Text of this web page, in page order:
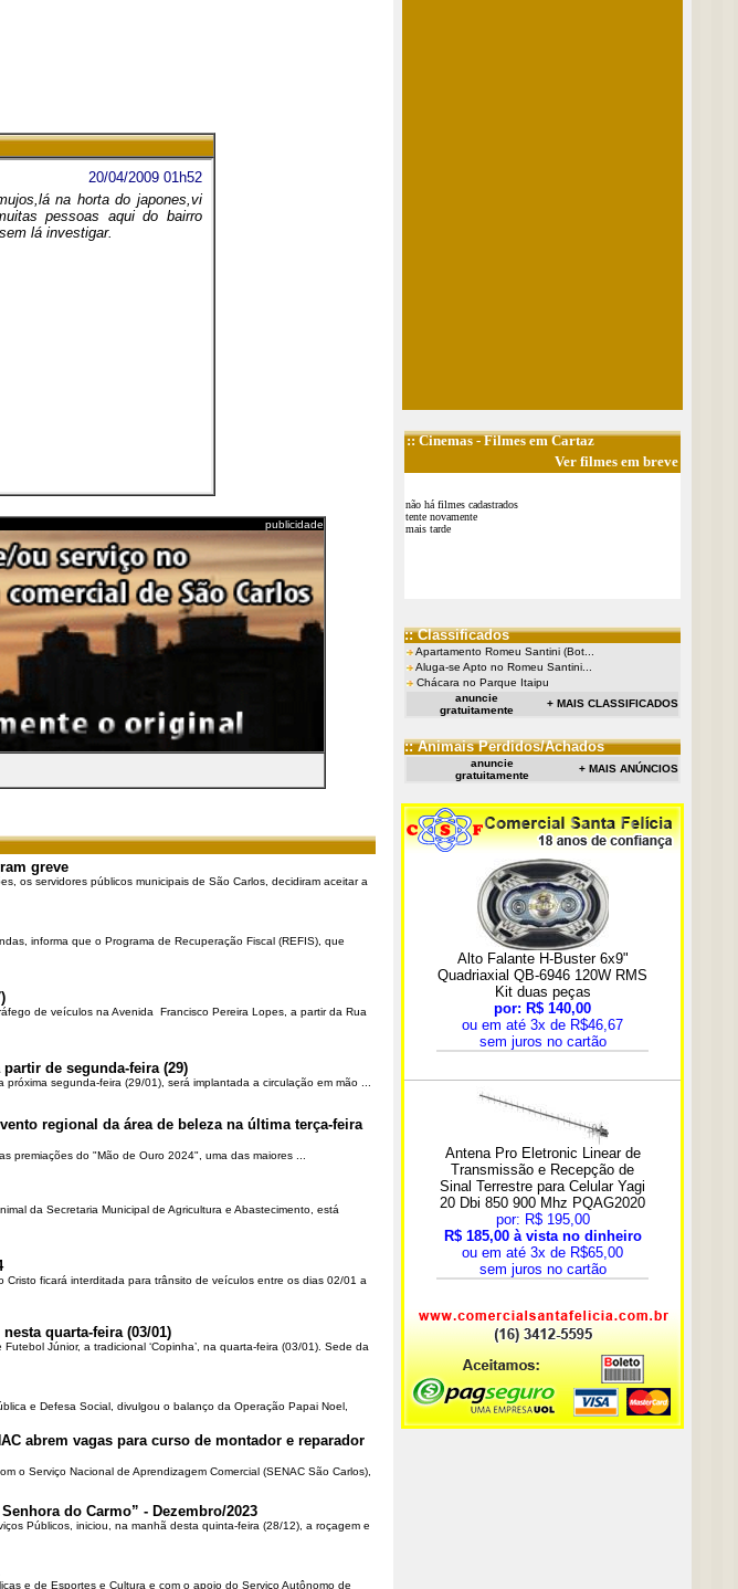
publicidade
greve
os servidores públicos municipais de São Carlos, decidiram aceitar a
informa que o Programa de Recuperação Fiscal (REFIS), que
de veículos na Avenida Francisco Pereira Lopes, a partir da Rua
de segunda-feira (29)
segunda-feira (29/01), será implantada a circulação em mão ...
regional da área de beleza na última terça-feira
premiações do "Mão de Ouro 2024", uma das maiores ...
da Secretaria Municipal de Agricultura e Abastecimento, está
ficará interditada para trânsito de veículos entre os dias 02/01 a
quarta-feira (03/01)
Júnior, a tradicional ‘Copinha’, na quarta-feira (03/01). Sede da
e Defesa Social, divulgou o balanço da Operação Papai Noel,
abrem vagas para curso de montador e reparador
o Serviço Nacional de Aprendizagem Comercial (SENAC São Carlos),
do Carmo” - Dezembro/2023
Públicos, iniciou, na manhã desta quinta-feira (28/12), a roçagem e
e de Esportes e Cultura e com o apoio do Serviço Autônomo de
::Cinemas- Filmes em Cartaz
Ver filmes em breve
não há filmes cadastrados
tente novamente
mais tarde
:: Classificados
Apartamento Romeu Santini (Bot...
Aluga-se Apto no Romeu Santini...
Chácara no Parque Itaipu
anuncie
gratuitamente
+ MAIS CLASSIFICADOS
:: Animais Perdidos/Achados
anuncie
gratuitamente
+ MAIS ANÚNCIOS